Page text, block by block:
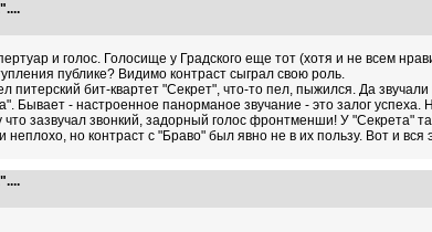
и голос. Голосище у Градского еще тот (хотя и не всем
публике? Видимо контраст сыграл свою роль.
бит-квартет "Секрет", что-то пел, пыжился. Да
Бывает - настроенное панорманое звучание - это залог
зазвучал звонкий, задорный голос фронтменши! У "Секрета"
но контраст с "Браво" был явно не в их пользу. Вот и вся